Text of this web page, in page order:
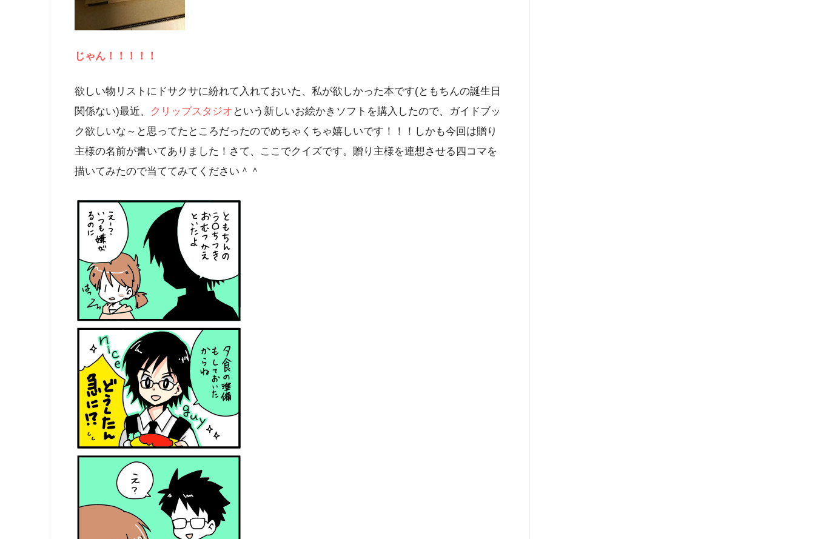
じゃん！！！！！
欲しい物リストにドサクサに紛れて入れておいた、私が欲しかった本です(ともちんの誕生日
関係ない)最近、
クリップスタジオ という新しいお絵かきソフトを購入したので、ガイドブッ
ク欲しいな～と思ってたところだったのでめちゃくちゃ嬉しいです！！！しかも今回は贈り
主様の名前が書いてありました！さて、ここでクイズです。贈り主様を連想させる四コマを
描いてみたので当ててみてください＾＾